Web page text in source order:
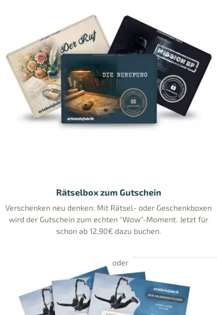
Rätselbox zum Gutschein
Verschenken neu denken: Mit Rätsel- oder Geschenkboxen
wird der Gutschein zum echten "Wow"-Moment. Jetzt für
schon ab 12,90€ dazu buchen.